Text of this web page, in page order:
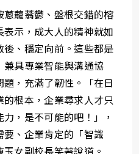
蘢蓊鬱、盤根交錯的榕
示，成大人的精神就如
、穩定向前。這些都是
具專業智能與溝通協
，充滿了韌性。「在日
根本，企業尋求人才只
，是不可能的吧！」，
、企業肯定的「智識
女副校長笑著說道。